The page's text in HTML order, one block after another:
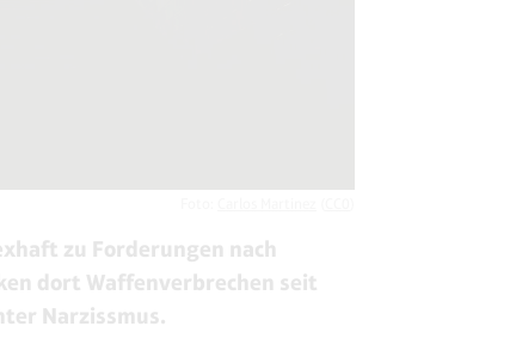
zu Forderungen nach
dort Waffenverbrechen seit
Narzissmus.